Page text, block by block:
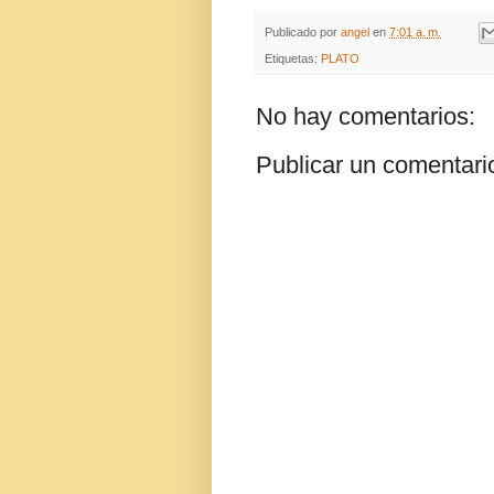
Publicado por angel en 7:01 a. m.
Etiquetas: PLATO
No hay comentarios:
Publicar un